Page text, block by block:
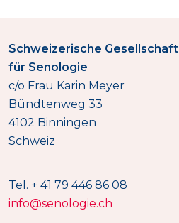
Schweizerische Gesellschaft
für Senologie
c/o Frau Karin Meyer
Bündtenweg 33
4102 Binningen
Schweiz
Tel. + 41 79 446 86 08
info@senologie.ch